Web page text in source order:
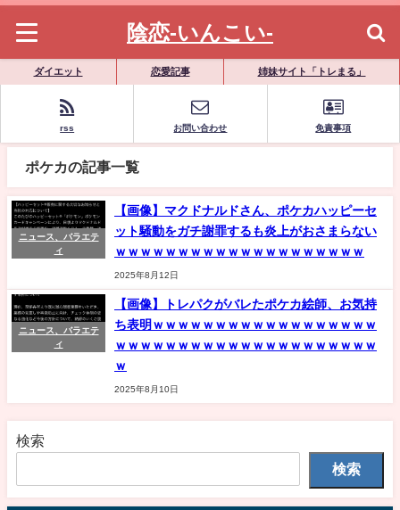
陰恋-いんこい-
ダイエット 恋愛記事 姉妹サイト「トレまる」
rss お問い合わせ 免責事項
ポケカの記事一覧
ニュース、バラエテ
ィ
【画像】マクドナルドさん、ポケカハッピーセ
ット騒動をガチ謝罪するも炎上がおさまらない
ｗｗｗｗｗｗｗｗｗｗｗｗｗｗｗｗｗｗｗｗ
2025年8月12日
ニュース、バラエテ
ィ
【画像】トレパクがバレたポケカ絵師、お気持
ち表明ｗｗｗｗｗｗｗｗｗｗｗｗｗｗｗｗｗｗ
ｗｗｗｗｗｗｗｗｗｗｗｗｗｗｗｗｗｗｗｗｗ
ｗ
2025年8月10日
検索
検索